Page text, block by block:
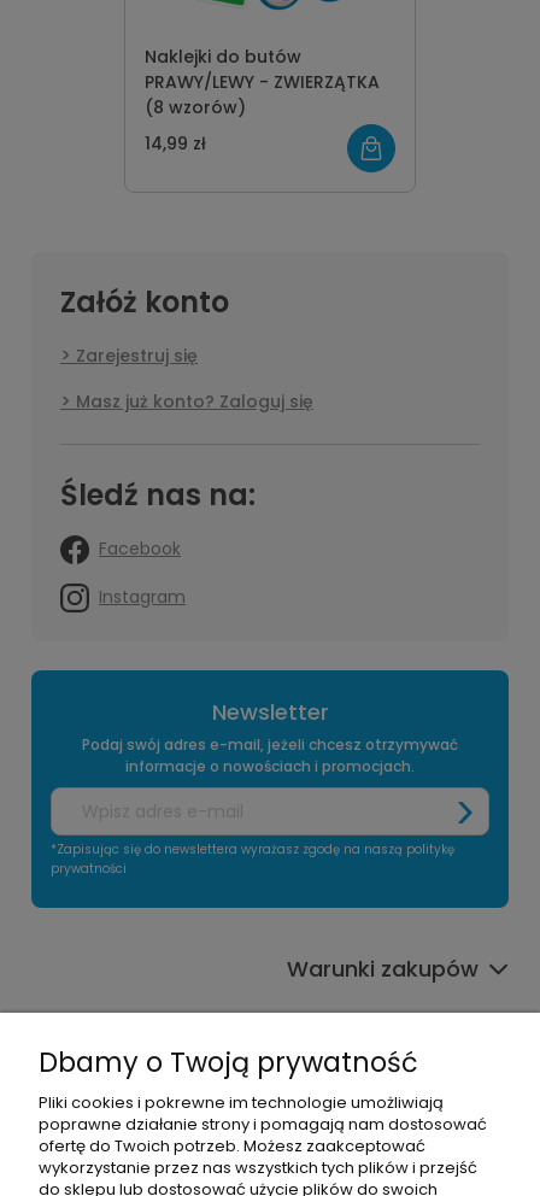
Naklejki do butów
PRAWY/LEWY - ZWIERZĄTKA
(8 wzorów)
14,99 zł
Załóż konto
Zarejestruj się
Masz już konto? Zaloguj się
Śledź nas na:
Facebook
Instagram
Newsletter
Podaj swój adres e-mail, jeżeli chcesz otrzymywać
informacje o nowościach i promocjach.
*Zapisując się do newslettera wyrażasz zgodę na naszą politykę
prywatności
Warunki zakupów
Informacje o sklepie
Moje konto
Pomoc
Dbamy o Twoją prywatność
Pliki cookies i pokrewne im technologie umożliwiają
poprawne działanie strony i pomagają nam dostosować
ofertę do Twoich potrzeb. Możesz zaakceptować
wykorzystanie przez nas wszystkich tych plików i przejść
do sklepu lub dostosować użycie plików do swoich